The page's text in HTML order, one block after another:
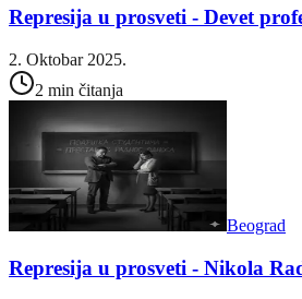
Represija u prosveti - Devet
2. Oktobar 2025.
2 min čitanja
Beograd
Represija u prosveti - Nikola